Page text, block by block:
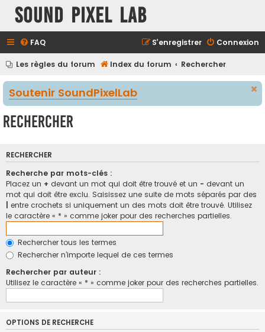
Sound Pixel Lab
FAQ Connexion
S’enregistrer
Les règles du forum Index du forum Rechercher
Soutenir SoundPixelLab
Rechercher
RECHERCHER
Recherche par mots-clés :
Placez un + devant un mot qui doit être trouvé et un - devant un
mot qui doit être exclu. Saisissez une suite de mots séparés par des
entre crochets si uniquement un des mots doit être trouvé. Utilisez
le caractère « * » comme joker pour des recherches partielles.
Rechercher tous les termes
Rechercher n’importe lequel de ces termes
Rechercher par auteur :
Utilisez le caractère « * » comme joker pour des recherches partielles.
OPTIONS DE RECHERCHE